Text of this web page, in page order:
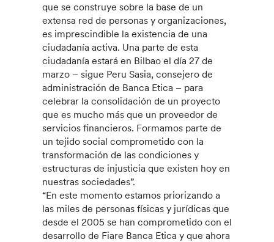
que se construye sobre la base de un
extensa red de personas y organizaciones,
es imprescindible la existencia de una
ciudadanía activa. Una parte de esta
ciudadanía estará en Bilbao el día 27 de
marzo – sigue Peru Sasia, consejero de
administración de Banca Etica – para
celebrar la consolidación de un proyecto
que es mucho más que un proveedor de
servicios financieros. Formamos parte de
un tejido social comprometido con la
transformación de las condiciones y
estructuras de injusticia que existen hoy en
nuestras sociedades”.
“En este momento estamos priorizando a
las miles de personas físicas y jurídicas que
desde el 2005 se han comprometido con el
desarrollo de Fiare Banca Etica y que ahora